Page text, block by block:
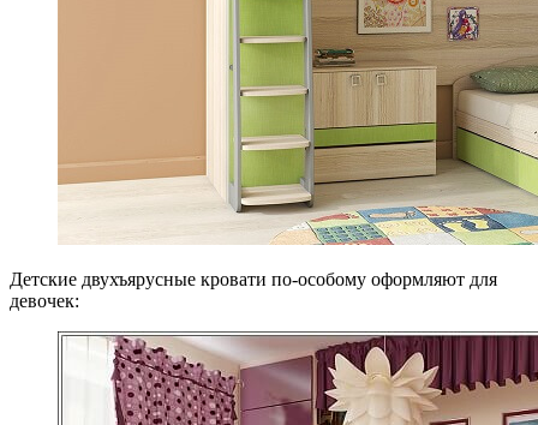
Детские двухъярусные кровати по-особому оформляют для
девочек: